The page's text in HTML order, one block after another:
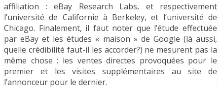
affiliation : eBay Research Labs, et respectivement
l’université de Californie à Berkeley, et l’université de
Chicago. Finalement, il faut noter que l’étude effectuée
par eBay et les études « maison » de Google (là aussi,
quelle crédibilité faut-il les accorder?) ne mesurent pas la
même chose : les ventes directes provoquées pour le
premier et les visites supplémentaires au site de
l’annonceur pour le dernier.